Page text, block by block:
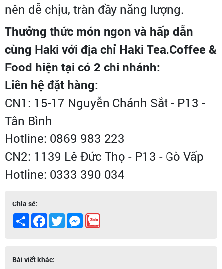
nên dễ chịu, tràn đầy năng lượng.
Thưởng thức món ngon và hấp dẫn
cùng Haki với địa chỉ Haki Tea.Coffee &
Food hiện tại có 2 chi nhánh:
Liên hệ đặt hàng:
CN1: 15-17 Nguyễn Chánh Sắt - P13 -
Tân Bình
Hotline: 0869 983 223
CN2: 1139 Lê Đức Thọ - P13 - Gò Vấp
Hotline: 0333 390 034
Chia sẻ:
Share FacebookTwitterMessenger
Bài viết khác: